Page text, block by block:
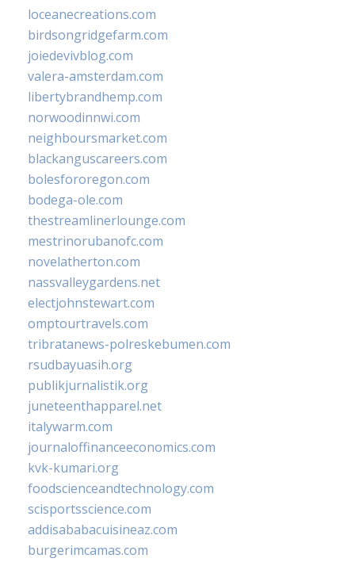
loceanecreations.com
birdsongridgefarm.com
joiedevivblog.com
valera-amsterdam.com
libertybrandhemp.com
norwoodinnwi.com
neighboursmarket.com
blackanguscareers.com
bolesfororegon.com
bodega-ole.com
thestreamlinerlounge.com
mestrinorubanofc.com
novelatherton.com
nassvalleygardens.net
electjohnstewart.com
omptourtravels.com
tribratanews-polreskebumen.com
rsudbayuasih.org
publikjurnalistik.org
juneteenthapparel.net
italywarm.com
journaloffinanceeconomics.com
kvk-kumari.org
foodscienceandtechnology.com
scisportsscience.com
addisababacuisineaz.com
burgerimcamas.com